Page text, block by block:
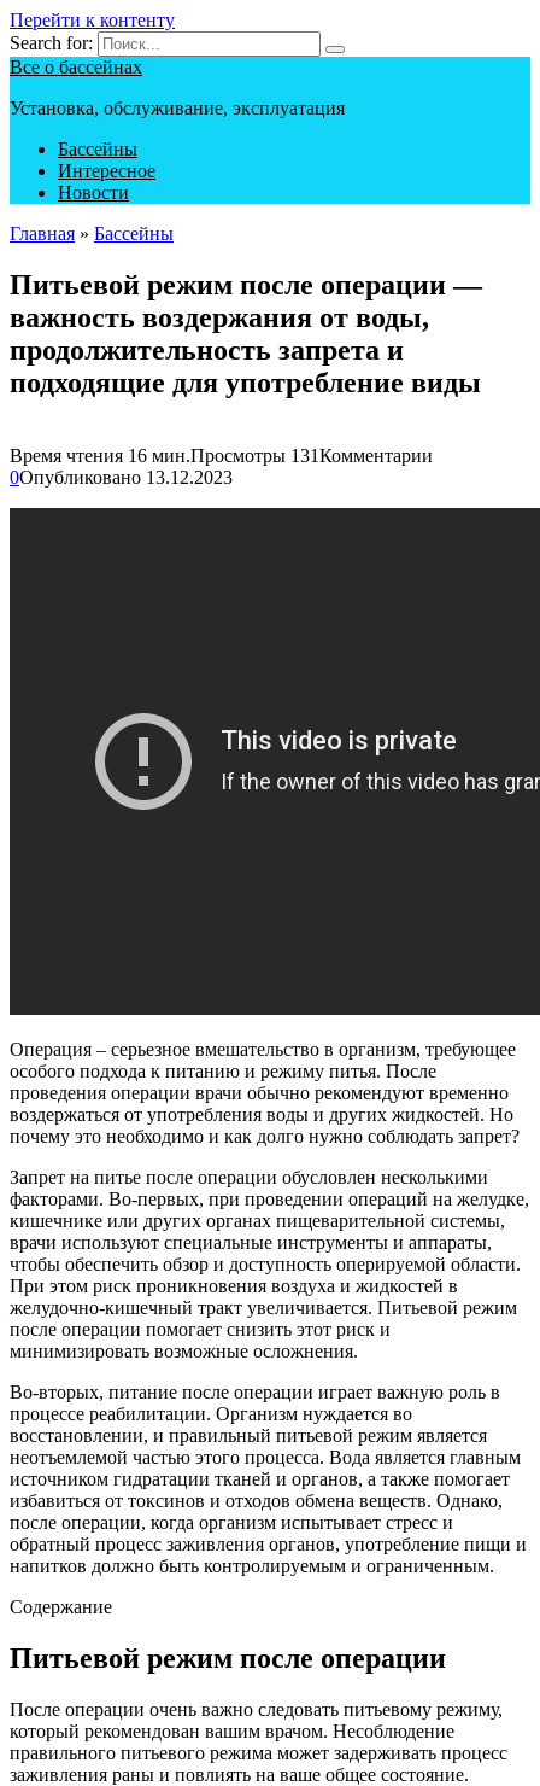
Перейти к контенту
Search for:
Все о бассейнах
Установка, обслуживание, эксплуатация
Бассейны
Интересное
Новости
Главная » Бассейны
Питьевой режим после операции —
важность воздержания от воды,
продолжительность запрета и
подходящие для употребление виды
Время чтения 16 мин.Просмотры 131Комментарии
0Опубликовано 13.12.2023
Операция – серьезное вмешательство в организм, требующее
особого подхода к питанию и режиму питья. После
проведения операции врачи обычно рекомендуют временно
воздержаться от употребления воды и других жидкостей. Но
почему это необходимо и как долго нужно соблюдать запрет?
Запрет на питье после операции обусловлен несколькими
факторами. Во-первых, при проведении операций на желудке,
кишечнике или других органах пищеварительной системы,
врачи используют специальные инструменты и аппараты,
чтобы обеспечить обзор и доступность оперируемой области.
При этом риск проникновения воздуха и жидкостей в
желудочно-кишечный тракт увеличивается. Питьевой режим
после операции помогает снизить этот риск и
минимизировать возможные осложнения.
Во-вторых, питание после операции играет важную роль в
процессе реабилитации. Организм нуждается во
восстановлении, и правильный питьевой режим является
неотъемлемой частью этого процесса. Вода является главным
источником гидратации тканей и органов, а также помогает
избавиться от токсинов и отходов обмена веществ. Однако,
после операции, когда организм испытывает стресс и
обратный процесс заживления органов, употребление пищи и
напитков должно быть контролируемым и ограниченным.
Содержание
Питьевой режим после операции
После операции очень важно следовать питьевому режиму,
который рекомендован вашим врачом. Несоблюдение
правильного питьевого режима может задерживать процесс
заживления раны и повлиять на ваше общее состояние.